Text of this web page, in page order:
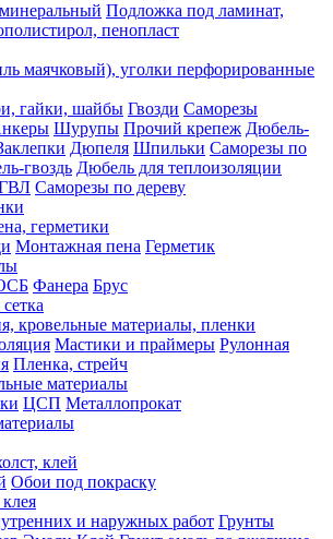
Подложка под ламинат,
пенопласт
маячковый), уголки перфорированные
гайки, шайбы Гвозди Саморезы
Шурупы Прочий крепеж Дюбель-
Дюпеля Шпильки Саморезы по
гвоздь Дюбель для теплоизоляции
Саморезы по дереву
герметики
Монтажная пена Герметик
Фанера Брус
кровельные материалы, пленки
Мастики и праймеры Рулонная
Пленка, стрейч
материалы
ЦСП Металлопрокат
клей
Обои под покраску
и наружных работ Грунты